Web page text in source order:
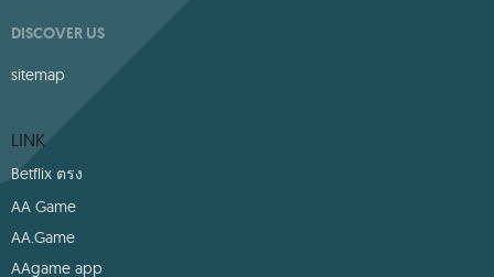
DISCOVER US
sitemap
LINK
Betflix ตรง
AA Game
AA.Game
AAgame app